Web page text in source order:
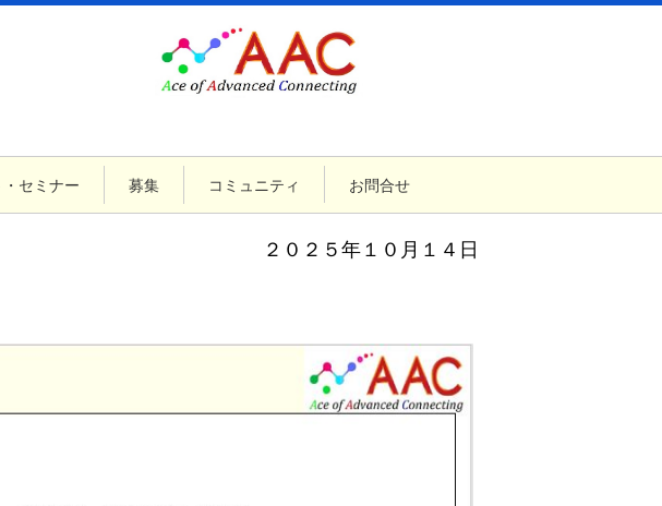
セミナー 募集 コミュニティ お問合せ
２０２５年１０月１４日